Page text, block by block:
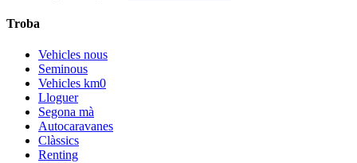
Troba
Vehicles nous
Seminous
Vehicles km0
Lloguer
Segona mà
Autocaravanes
Clàssics
Renting